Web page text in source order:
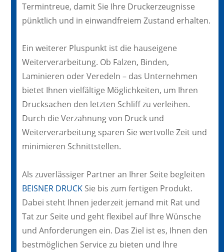
Termintreue, damit Sie Ihre Druckerzeugnisse
pünktlich und in einwandfreiem Zustand erhalten.
Ein weiterer Pluspunkt ist die hauseigene
Weiterverarbeitung. Ob Falzen, Binden,
Laminieren oder Veredeln – das Unternehmen
bietet Ihnen vielfältige Möglichkeiten, um Ihren
Drucksachen den letzten Schliff zu verleihen.
Durch die Verzahnung von Druck und
Weiterverarbeitung sparen Sie wertvolle Zeit und
minimieren Schnittstellen.
Als zuverlässiger Partner an Ihrer Seite begleiten
BEISNER DRUCK Sie bis zum fertigen Produkt.
Dabei steht Ihnen jederzeit jemand mit Rat und
Tat zur Seite und geht flexibel auf Ihre Wünsche
und Anforderungen ein. Das Ziel ist es, Ihnen den
bestmöglichen Service zu bieten und Ihre